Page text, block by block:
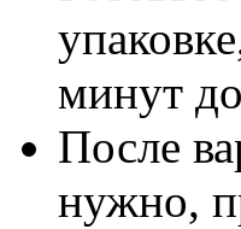
минут
После
нужно,